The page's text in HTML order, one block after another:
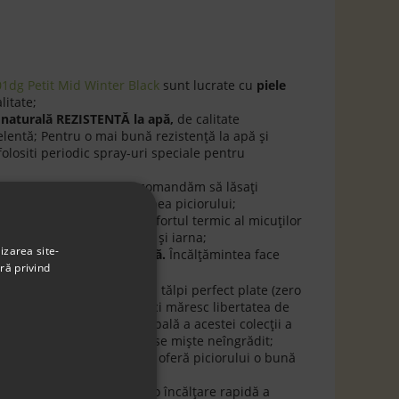
Petit Mid Winter Black sunt lucrate cu piele
REZISTENTĂ la apă, de calitate
Pentru o mai bună rezistenţă la apă şi
periodic spray-uri speciale pentru
vă recomandăm să lăsaţi
faţă de dimensiunea piciorului;
şi asigură confortul termic al micuţilor
de toamnă cât şi iarna;
flexibilăşi antiderapantă. Încălţămintea face
Zero Heel”
colecție caracterizată prin tălpi perfect plate (zero
Aceste caracteristici măresc libertatea de
terenului. Ideea principală a acestei colecții a
in care picioarele să se miște neîngrădit;
oferă piciorului o bună
în timpul mersului;
permit o încălţare rapidă a
site-
privind